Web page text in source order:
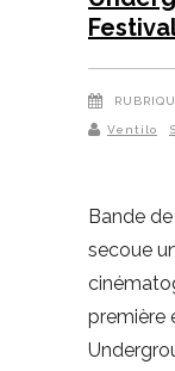
Ventilo
Bande
secoue
première